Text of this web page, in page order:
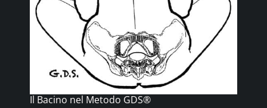
Il Bacino nel Metodo GDS®